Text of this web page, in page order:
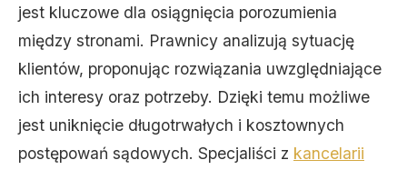
jest kluczowe dla osiągnięcia porozumienia
między stronami. Prawnicy analizują sytuację
klientów, proponując rozwiązania uwzględniające
ich interesy oraz potrzeby. Dzięki temu możliwe
jest uniknięcie długotrwałych i kosztownych
postępowań sądowych. Specjaliści z kancelarii